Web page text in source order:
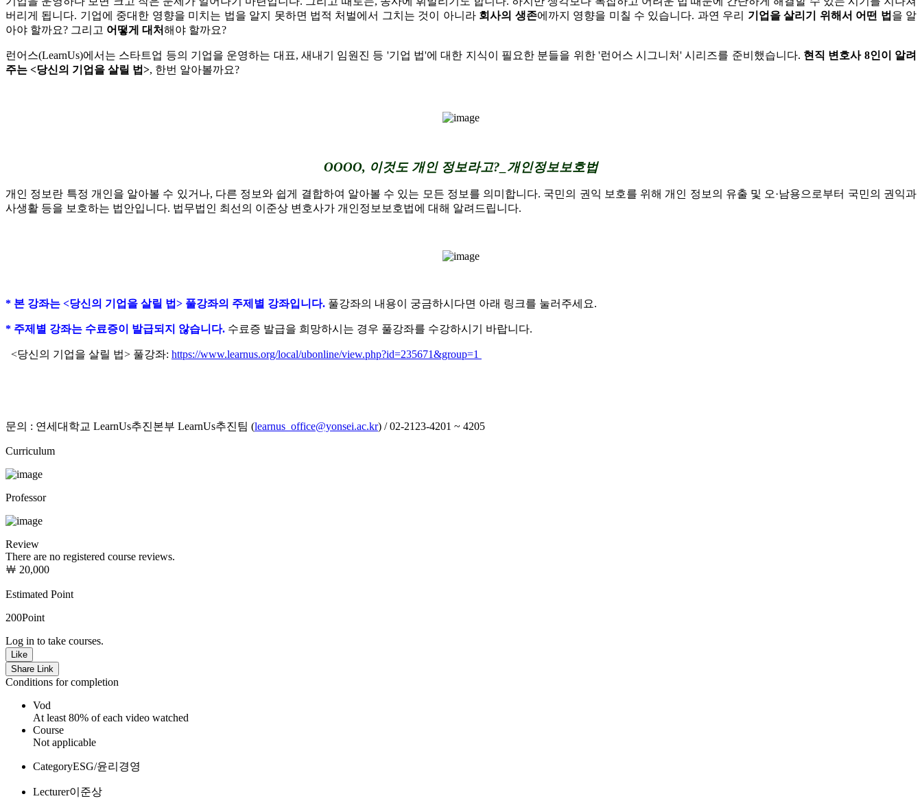
버리게 됩니다. 기업에 중대한 영향을 미치는 법을 알지 못하면 법적 처벌에서 그치는 것이 아니라 회사의 생존에까지 영향을 미칠 수 있습니다. 과연 우리 기업을 살리기 위해서 어떤 법 을 알
아야 할까요? 그리고 어떻게 대처해야 할까요?
런어스(LearnUs)에서는 스타트업 등의 기업을 운영하는 대표, 새내기 임원진 등 '기업 법'에 대한 지식이 필요한 분들을 위한 '런어스 시그니처' 시리즈를 준비했습니다. 현직 변호사 8인이 알려
주는 <당신의 기업을 살릴 법>, 한번 알아볼까요?
OOOO, 이것도 개인 정보라고?_개인정보보호법
개인 정보란 특정 개인을 알아볼 수 있거나, 다른 정보와 쉽게 결합하여 알아볼 수 있는 모든 정보를 의미합니다. 국민의 권익 보호를 위해 개인 정보의 유출 및 오·남용으로부터 국민의 권익과
사생활 등을 보호하는 법안입니다. 법무법인 최선의 이준상 변호사가 개인정보보호법에 대해 알려드립니다.
* 본 강좌는 <당신의 기업을 살릴 법> 풀강좌의 주제별 강좌입니다. 풀강좌의 내용이 궁금하시다면 아래 링크를 눌러주세요.
* 주제별 강좌는 수료증이 발급되지 않습니다. 수료증 발급을 희망하시는 경우 풀강좌를 수강하시기 바랍니다.
<당신의 기업을 살릴 법> 풀강좌: https://www.learnus.org/local/ubonline/view.php?id=235671&group=1
문의 : 연세대학교 LearnUs추진본부 LearnUs추진팀 (learnus_office@yonsei.ac.kr) / 02-2123-4201 ~ 4205
Curriculum
Professor
Review
There are no registered course reviews.
￦ 20,000
Estimated Point
200Point
Log in to take courses.
Like
Share Link
Conditions for completion
Vod
At least 80% of each video watched
Course
Not applicable
CategoryESG/윤리경영
Lecturer이준상